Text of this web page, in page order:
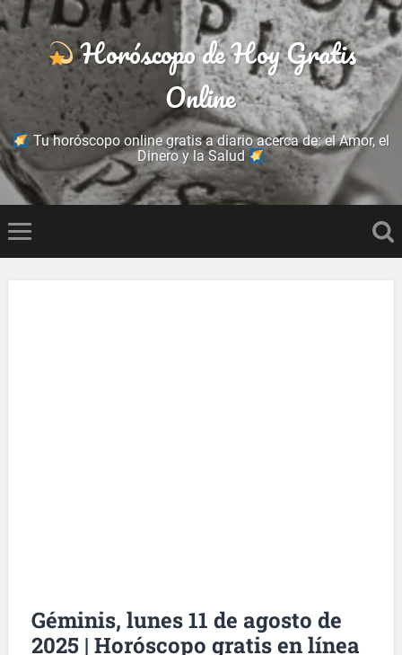
Horóscopo de Hoy Gratis
Online
Tu horóscopo online gratis a diario acerca de: el Amor, el
Dinero y la Salud
Géminis, lunes 11 de agosto de
2025 | Horóscopo gratis en línea